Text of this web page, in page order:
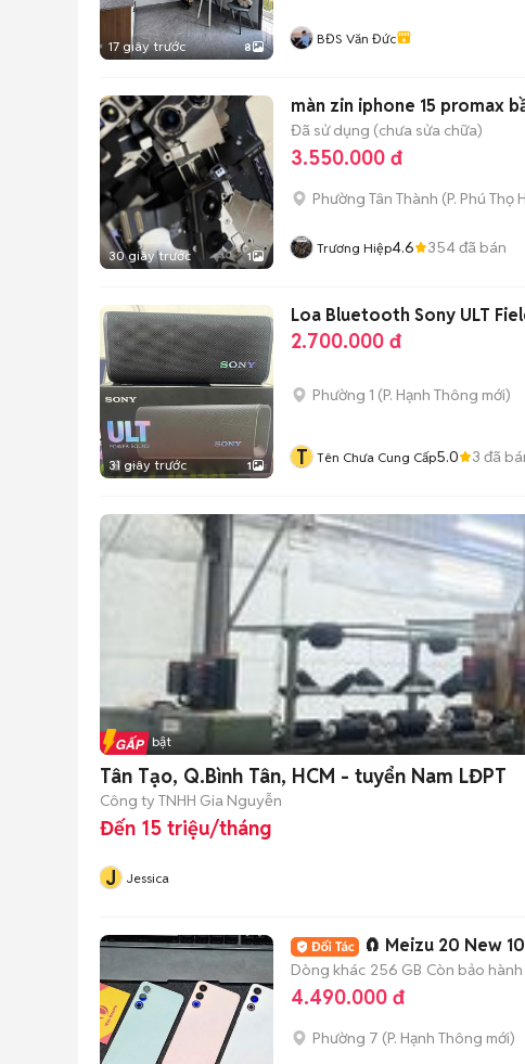
17 giây trước 8 BĐS Văn Đức
30 giây trước 1
màn zin iphone 15 promax
Đã sử dụng (chưa sửa chữa)
3.550.000 đ
Phường Tân Thành (P. Phú Thọ
Trương Hiệp4.6 354đã bán
31 giây trước 1
Loa Bluetooth Sony ULT
2.700.000 đ
Phường 1 (P. Hạnh Thông mới)
T Tên Chưa Cung Cấp5.0 3 đã
Tin nổi bật
Tân Tạo, Q.Bình Tân, HCM - tuyển Nam LĐPT
Công ty TNHH Gia Nguyễn
Đến 15 triệu/tháng
J Jessica
🧲 Meizu 20 New
Dòng khác 256 GB Còn bảo hành
4.490.000 đ
Phường 7 (P. Hạnh Thông mới)